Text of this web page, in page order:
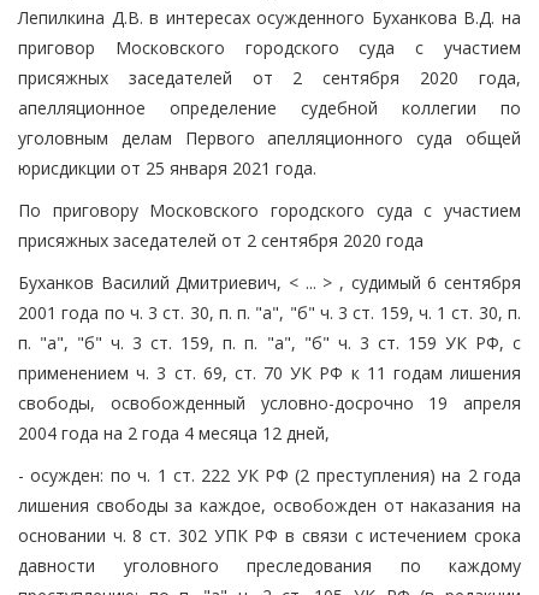
Лепилкина Д.В. в интересах осужденного Буханкова В.Д. на
приговор Московского городского суда с участием
присяжных заседателей от 2 сентября 2020 года,
апелляционное определение судебной коллегии по
уголовным делам Первого апелляционного суда общей
юрисдикции от 25 января 2021 года.
По приговору Московского городского суда с участием
присяжных заседателей от 2 сентября 2020 года
Буханков Василий Дмитриевич, < ... > , судимый 6 сентября
2001 года по ч. 3 ст. 30, п. п. "а", "б" ч. 3 ст. 159, ч. 1 ст. 30, п.
п. "а", "б" ч. 3 ст. 159, п. п. "а", "б" ч. 3 ст. 159 УК РФ, с
применением ч. 3 ст. 69, ст. 70 УК РФ к 11 годам лишения
свободы, освобожденный условно-досрочно 19 апреля
2004 года на 2 года 4 месяца 12 дней,
- осужден: по ч. 1 ст. 222 УК РФ (2 преступления) на 2 года
лишения свободы за каждое, освобожден от наказания на
основании ч. 8 ст. 302 УПК РФ в связи с истечением срока
давности уголовного преследования по каждому